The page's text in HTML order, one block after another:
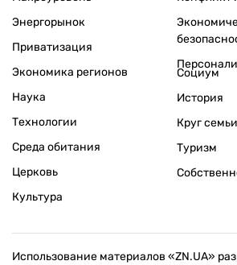
Энергорынок
Приватизация
Экономика регионов
Наука
Технологии
Среда обитания
Церковь
Культура
Социум
История
Круг семьи
Туризм
Использование материалов «ZN.UA»